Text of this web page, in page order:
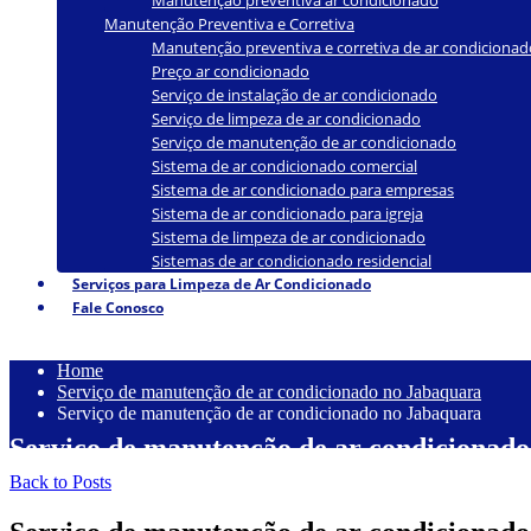
Manutenção Preventiva e Corretiva
Manutenção preventiva e corretiva de ar
Preço ar condicionado
Serviço de instalação de ar condicionado
Serviço de limpeza de ar condicionado
Serviço de manutenção de ar condicionado
Sistema de ar condicionado comercial
Sistema de ar condicionado para empresas
Sistema de ar condicionado para igreja
Sistema de limpeza de ar condicionado
Sistemas de ar condicionado residencial
Serviços para Limpeza de Ar Condicionado
Fale Conosco
Home
Serviço de manutenção de ar condicionado no Jabaquara
Serviço de manutenção de ar condicionado no Jabaquara
Serviço de manutenção de ar
Back to Posts